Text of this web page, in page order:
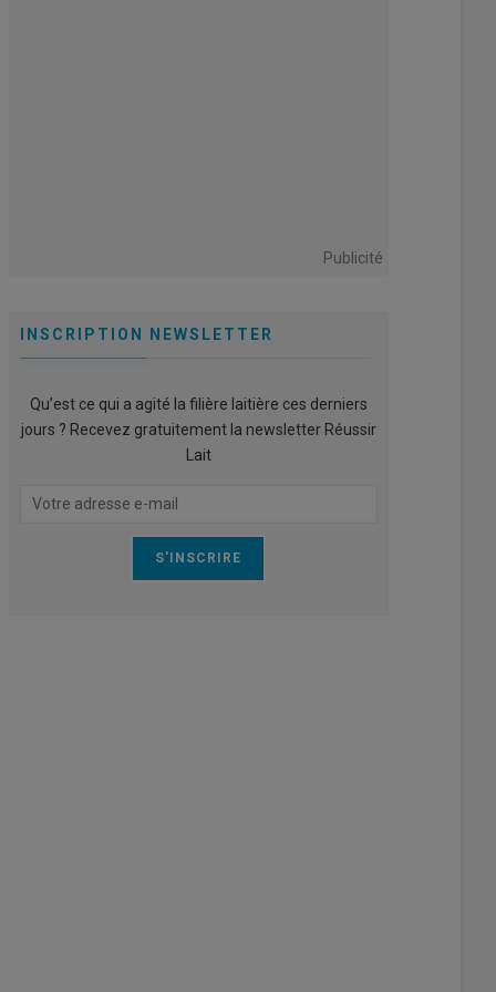
Publicité
INSCRIPTION NEWSLETTER
Qu’est ce qui a agité la filière laitière ces derniers
jours ? Recevez gratuitement la newsletter Réussir
Lait